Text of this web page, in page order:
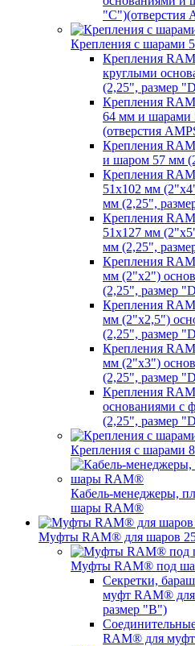
"C")(отверстия
Крепления с шарами
Крепления
круглыми
(2,25", размер
Крепления
64 мм и шарами
(отверстия
Крепления
и шаром 57 мм
Крепления
51х102 мм
мм (2,25",
Крепления
51х127 мм
мм (2,25",
Крепления
мм (2"х2")
(2,25", размер
Крепления
мм (2"х2,5")
(2,25", размер
Крепления
мм (2"х3")
(2,25", размер
Крепления
основаниями с
(2,25", размер
Крепления с шарами
Кабель-менеджеры,
шары RAM®
Муфты RAM® для шаров
Муфты RAM® под
Секретки,
муфт RAM®
размер "B")
RAM® для